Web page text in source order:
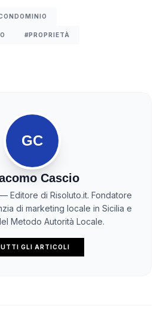
#PROPRIETÀ
GC
Cascio
Editore di Risoluto.it. Fondatore
di marketing locale in Sicilia e
Metodo Autorità Locale.
GLI ARTICOLI